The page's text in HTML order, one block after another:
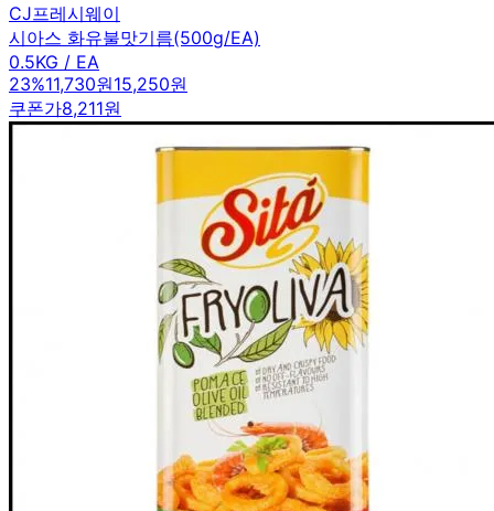
CJ프레시웨이
시아스 화유불맛기름(500g/EA)
0.5KG / EA
23%11,730원15,250원
쿠폰가8,211원